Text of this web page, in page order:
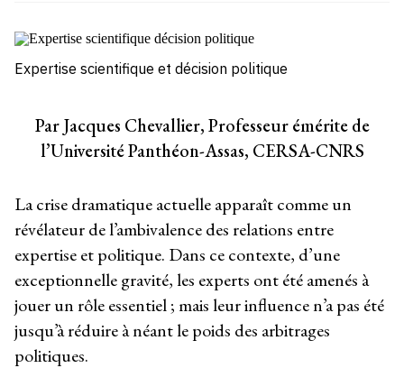
Expertise scientifique et décision politique
Par Jacques Chevallier, Professeur émérite de
l’Université Panthéon-Assas, CERSA-CNRS
La crise dramatique actuelle apparaît comme un
révélateur de l’ambivalence des relations entre
expertise et politique. Dans ce contexte, d’une
exceptionnelle gravité, les experts ont été amenés à
jouer un rôle essentiel ; mais leur influence n’a pas été
jusqu’à réduire à néant le poids des arbitrages
politiques.